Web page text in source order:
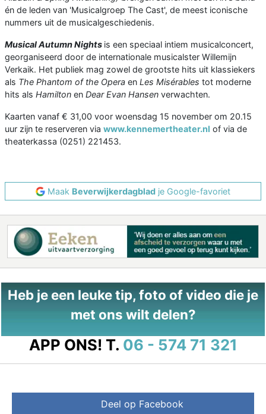
én de leden van 'Musicalgroep The Cast', de meest iconische
nummers uit de musicalgeschiedenis.
Musical Autumn Nights is een speciaal intiem musicalconcert,
georganiseerd door de internationale musicalster Willemijn
Verkaik. Het publiek mag zowel de grootste hits uit klassiekers
als The Phantom of the Opera en Les Misérables tot moderne
hits als Hamilton en Dear Evan Hansen verwachten.
Kaarten vanaf € 31,00 voor woensdag 15 november om 20.15
uur zijn te reserveren via www.kennemertheater.nl of via de
theaterkassa (0251) 221453.
Maak Beverwijkerdagblad je Google-favoriet
Heb je een leuke tip, foto of video die je
met ons wilt delen?
APP ONS! T. 06 - 574 71 321
Deel op Facebook